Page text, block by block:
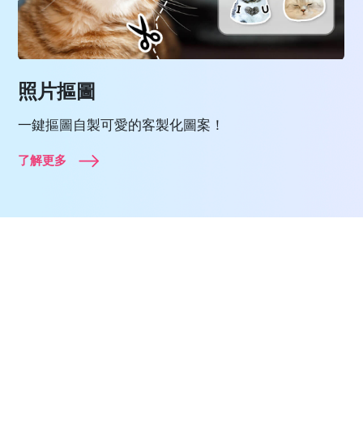
照片摳圖
一鍵摳圖自製可愛的客製化圖案！
了解更多